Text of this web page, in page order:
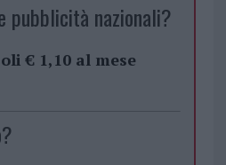
pubblicità nazionali?
€ 1,10 al mese